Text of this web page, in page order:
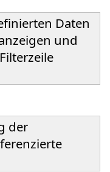
Daten
und
der